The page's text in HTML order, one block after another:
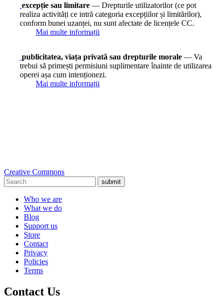
excepție sau limitare — Drepturile utilizatorilor (ce pot
realiza activități ce intră categoria excepțiilor și limitărilor),
conform bunei uzanței, nu sunt afectate de licențele CC.
Mai multe informații
publicitatea, viața privată sau drepturile morale — Va
trebui să primești permisiuni suplimentare înainte de utilizarea
operei așa cum intenționezi.
Mai multe informații
Creative Commons
submit
Who we are
What we do
Blog
Support us
Store
Contact
Privacy
Policies
Terms
Contact Us